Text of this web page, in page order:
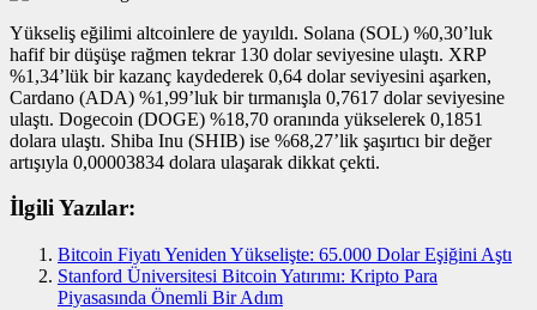
Yükseliş eğilimi altcoinlere de yayıldı. Solana (SOL) %0,30’luk
hafif bir düşüşe rağmen tekrar 130 dolar seviyesine ulaştı. XRP
%1,34’lük bir kazanç kaydederek 0,64 dolar seviyesini aşarken,
Cardano (ADA) %1,99’luk bir tırmanışla 0,7617 dolar seviyesine
ulaştı. Dogecoin (DOGE) %18,70 oranında yükselerek 0,1851
dolara ulaştı. Shiba Inu (SHIB) ise %68,27’lik şaşırtıcı bir değer
artışıyla 0,00003834 dolara ulaşarak dikkat çekti.
İlgili Yazılar:
Bitcoin Fiyatı Yeniden Yükselişte: 65.000 Dolar Eşiğini Aştı
Stanford Üniversitesi Bitcoin Yatırımı: Kripto Para
Piyasasında Önemli Bir Adım